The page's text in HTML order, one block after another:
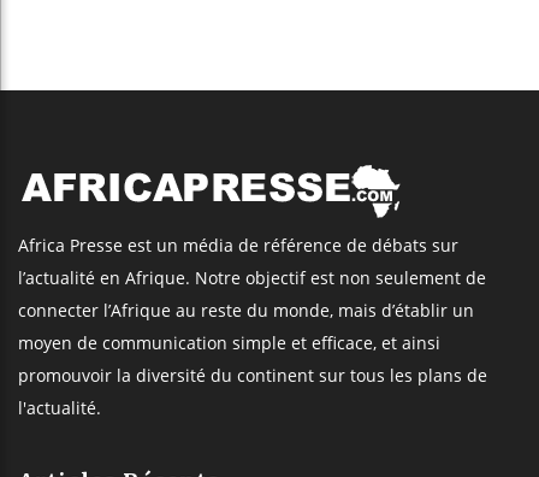
Africa Presse est un média de référence de débats sur
l’actualité en Afrique. Notre objectif est non seulement de
connecter l’Afrique au reste du monde, mais d’établir un
moyen de communication simple et efficace, et ainsi
promouvoir la diversité du continent sur tous les plans de
l'actualité.